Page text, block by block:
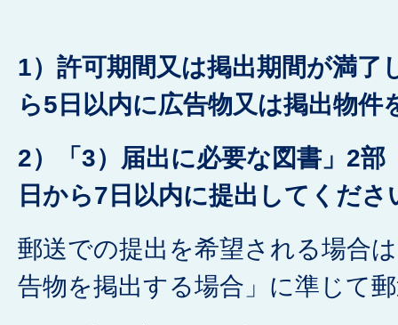
1）許可期間又は掲出期間が満了
ら5日以内に広告物又は掲出物件
2）「3）届出に必要な図書」2部
日から7日以内に提出してくださ
郵送での提出を希望される場合
告物を掲出する場合」に準じて